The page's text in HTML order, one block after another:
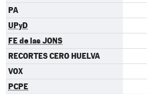
PA
UPyD
FE de las JONS
RECORTES CERO HUELVA
VOX
PCPE